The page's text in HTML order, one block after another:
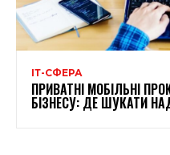
ІТ-СФЕРА
ПРИВАТНІ МОБІЛЬНІ
БІЗНЕСУ: ДЕ ШУКАТИ